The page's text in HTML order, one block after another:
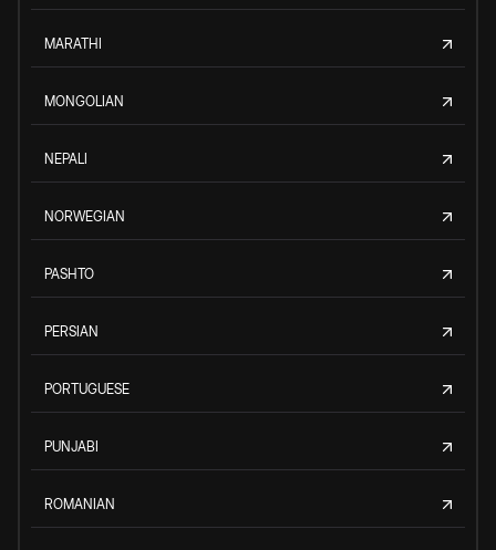
MARATHI
MONGOLIAN
NEPALI
NORWEGIAN
PASHTO
PERSIAN
PORTUGUESE
PUNJABI
ROMANIAN